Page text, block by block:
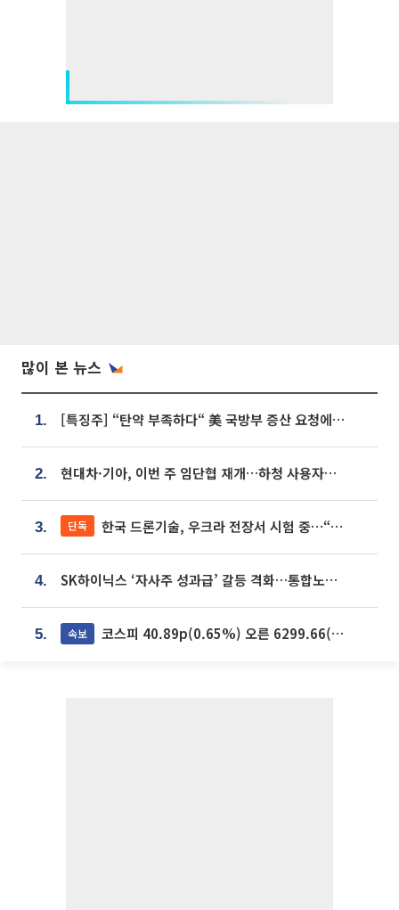
많이 본 뉴스
1. [특징주] “탄약 부족하다“ 美 국방부 증산 요청에⋯국내 방산주 급등세
2. 현대차·기아, 이번 주 임단협 재개…하청 사용자성 재심도 ‘변수’
3. 단독 한국 드론기술, 우크라 전장서 시험 중…“스타트업 여러 곳 참여”
4. SK하이닉스 ‘자사주 성과급’ 갈등 격화…통합노조 출범 움직임
5. 속보 코스피 40.89p(0.65%) 오른 6299.66(마감)